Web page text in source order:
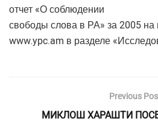
отчет «О соблюдении
свободы слова в РА» за 2005 на
www.ypc.am в разделе
Previous
МИКЛОШ ХАРАШТИ